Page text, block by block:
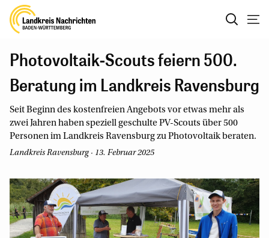
Photovoltaik-Scouts feiern 500.
Beratung im Landkreis Ravensburg
Seit Beginn des kostenfreien Angebots vor etwas mehr als
zwei Jahren haben speziell geschulte PV-Scouts über 500
Personen im Landkreis Ravensburg zu Photovoltaik beraten.
Landkreis Ravensburg · 13. Februar 2025